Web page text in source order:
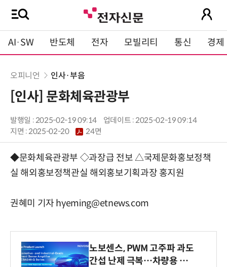
AI·SW 반도체 전자 모빌리티 통신 경제
오피니언 인사·부음
[인사] 문화체육관광부
발행일 : 2025-02-19 09:14
업데이트 : 2025-02-19 09:14
지면 :2025-02-20 24면
◆문화체육관광부 ◇과장급 전보 △국제문화홍보정책
실 해외홍보정책관실 해외홍보기획과장 홍지원
권혜미 기자 hyeming@etnews.com
노보센스, PWM 고주파 과도
간섭 난제 극복…차량용 전